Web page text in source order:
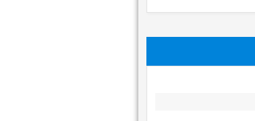
بهم بعد